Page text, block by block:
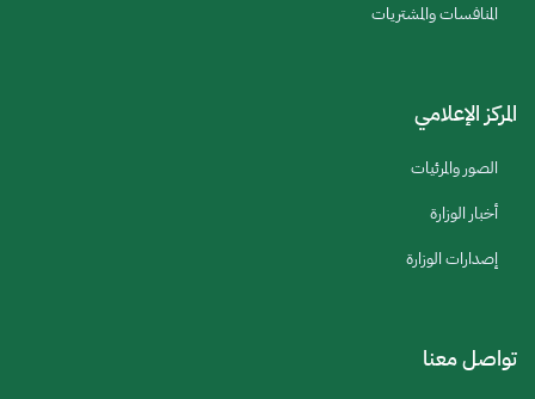
المنافسات والمشتريات
المركز الإعلامي
الصور والمرئيات
أخبار الوزارة
إصدارات الوزارة
تواصل معنا